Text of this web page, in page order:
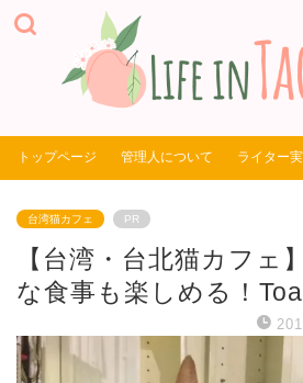
トップページ 管理人について ライター
台湾猫カフェ PR
【台湾・台北猫カフェ
な食事も楽しめる！